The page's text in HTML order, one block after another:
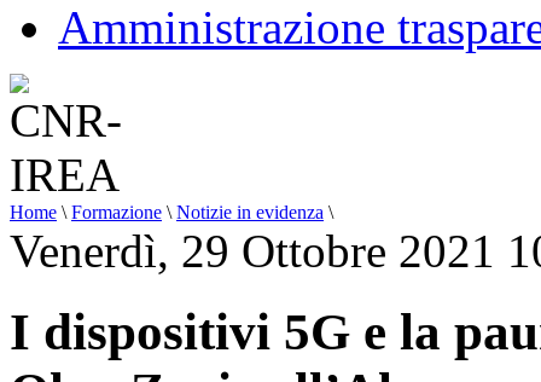
Amministrazione
Home \ Formazione \ Notizie in evidenza \
Venerdì, 29 Ottobre 2021
I dispositivi 5G e la